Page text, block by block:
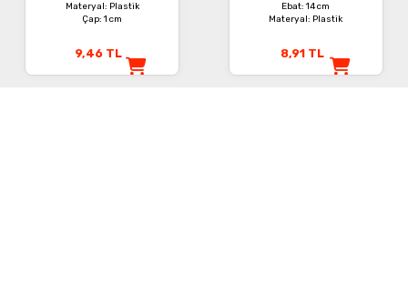
Materyal: Plastik
Çap: 1 cm
9,46 TL
Ebat: 14 cm
Materyal: Plastik
8,91 TL